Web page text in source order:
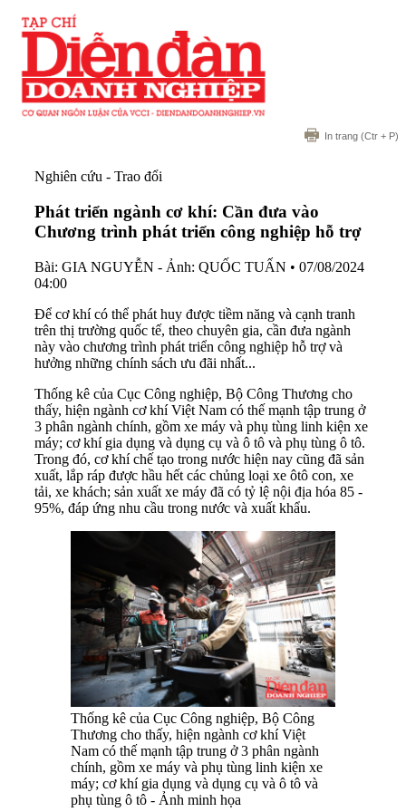
In trang (Ctr + P)
Nghiên cứu - Trao đổi
Phát triển ngành cơ khí: Cần đưa vào
Chương trình phát triển công nghiệp hỗ trợ
Bài: GIA NGUYỄN - Ảnh: QUỐC TUẤN • 07/08/2024
04:00
Để cơ khí có thể phát huy được tiềm năng và cạnh tranh
trên thị trường quốc tế, theo chuyên gia, cần đưa ngành
này vào chương trình phát triển công nghiệp hỗ trợ và
hưởng những chính sách ưu đãi nhất...
Thống kê của Cục Công nghiệp, Bộ Công Thương cho
thấy, hiện ngành cơ khí Việt Nam có thế mạnh tập trung ở
3 phân ngành chính, gồm xe máy và phụ tùng linh kiện xe
máy; cơ khí gia dụng và dụng cụ và ô tô và phụ tùng ô tô.
Trong đó, cơ khí chế tạo trong nước hiện nay cũng đã sản
xuất, lắp ráp được hầu hết các chủng loại xe ôtô con, xe
tải, xe khách; sản xuất xe máy đã có tỷ lệ nội địa hóa 85 -
95%, đáp ứng nhu cầu trong nước và xuất khẩu.
Thống kê của Cục Công nghiệp, Bộ Công
Thương cho thấy, hiện ngành cơ khí Việt
Nam có thế mạnh tập trung ở 3 phân ngành
chính, gồm xe máy và phụ tùng linh kiện xe
máy; cơ khí gia dụng và dụng cụ và ô tô và
phụ tùng ô tô - Ảnh minh họa